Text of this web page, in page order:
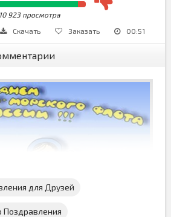
10 923 просмотра
Скачать Заказать 00:51
для Друзей
Поздравления